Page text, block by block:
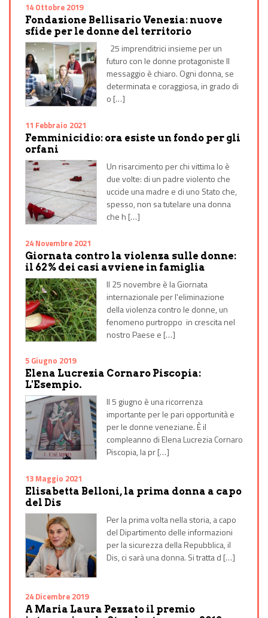
14 Ottobre 2019
Fondazione Bellisario Venezia: nuove
sfide per le donne del territorio
25 imprenditrici insieme per un
futuro con le donne protagoniste Il
messaggio è chiaro. Ogni donna, se
determinata e coraggiosa, in grado di
o […]
11 Febbraio 2021
Femminicidio: ora esiste un fondo per gli
orfani
Un risarcimento per chi vittima lo è
due volte: di un padre violento che
uccide una madre e di uno Stato che,
spesso, non sa tutelare una donna
che h […]
24 Novembre 2021
Giornata contro la violenza sulle donne:
il 62% dei casi avviene in famiglia
Il 25 novembre è la Giornata
internazionale per l'eliminazione
della violenza contro le donne, un
fenomeno purtroppo in crescita nel
nostro Paese e […]
5 Giugno 2019
Elena Lucrezia Cornaro Piscopia:
L'Esempio.
Il 5 giugno è una ricorrenza
importante per le pari opportunità e
per le donne veneziane. È il
compleanno di Elena Lucrezia Cornaro
Piscopia, la pr […]
13 Maggio 2021
Elisabetta Belloni, la prima donna a capo
del Dis
Per la prima volta nella storia, a capo
del Dipartimento delle informazioni
per la sicurezza della Repubblica, il
Dis, ci sarà una donna. Si tratta d […]
24 Dicembre 2019
A Maria Laura Pezzato il premio